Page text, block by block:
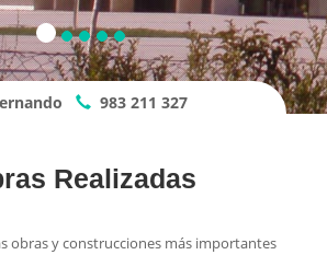
983 211 327
Realizadas
obras y construcciones más importantes